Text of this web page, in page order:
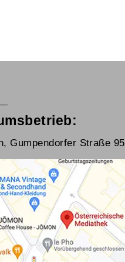
Gumpendorfer Straße 95